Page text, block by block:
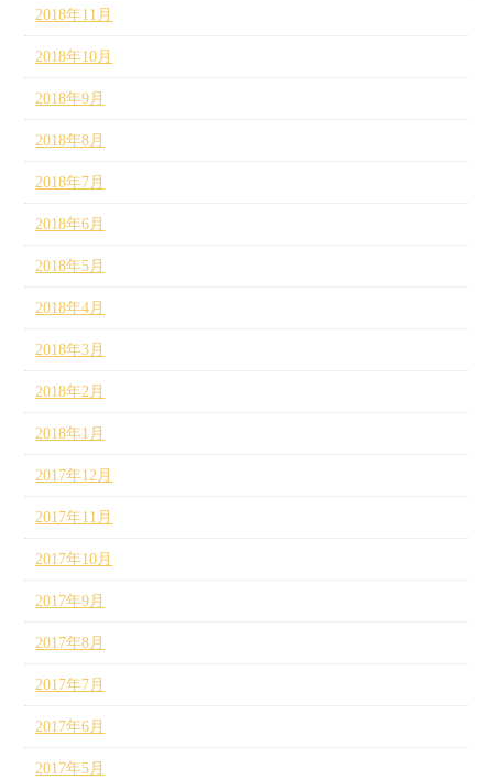
2018年11月
2018年10月
2018年9月
2018年8月
2018年7月
2018年6月
2018年5月
2018年4月
2018年3月
2018年2月
2018年1月
2017年12月
2017年11月
2017年10月
2017年9月
2017年8月
2017年7月
2017年6月
2017年5月